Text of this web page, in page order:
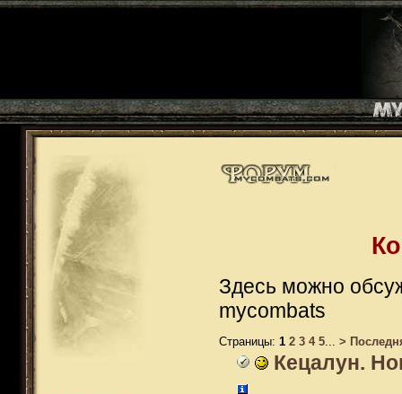
Здесь можно
mycombats
Страницы: 1 2 3 4 5... >
Кецалун.